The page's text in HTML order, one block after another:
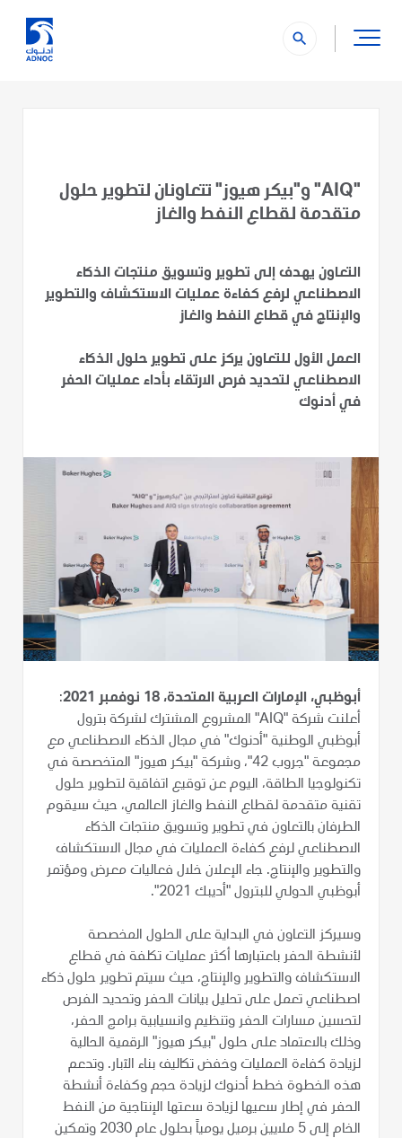
search
"AIQ" و"بيكر هيوز" تتعاونان لتطوير حلول
متقدمة لقطاع النفط والغاز
التعاون يهدف إلى تطوير وتسويق منتجات الذكاء
الاصطناعي لرفع كفاءة عمليات الاستكشاف والتطوير
والإنتاج في قطاع النفط والغاز
العمل الأول للتعاون يركز على تطوير حلول الذكاء
الاصطناعي لتحديد فرص الارتقاء بأداء عمليات الحفر
في أدنوك
أبوظبي، الإمارات العربية المتحدة، 18 نوفمبر 2021
:
أعلنت شركة "AIQ" المشروع المشترك لشركة بترول
أبوظبي الوطنية "أدنوك" في مجال الذكاء الاصطناعي مع
مجموعة "جروب 42"، وشركة "بيكر هيوز" المتخصصة في
تكنولوجيا الطاقة، اليوم عن توقيع اتفاقية لتطوير حلول
تقنية متقدمة لقطاع النفط والغاز العالمي، حيث سيقوم
الطرفان بالتعاون في تطوير وتسويق منتجات الذكاء
الاصطناعي لرفع كفاءة العمليات في مجال الاستكشاف
والتطوير والإنتاج. جاء الإعلان خلال فعاليات معرض ومؤتمر
أبوظبي الدولي للبترول "أديبك 2021".
وسيركز التعاون في البداية على الحلول المخصصة
لأنشطة الحفر باعتبارها أكثر عمليات تكلفة في قطاع
الاستكشاف والتطوير والإنتاج، حيث سيتم تطوير حلول ذكاء
اصطناعي تعمل على تحليل بيانات الحفر وتحديد الفرص
لتحسين مسارات الحفر وتنظيم وانسيابية برامج الحفر،
وذلك بالاعتماد على حلول "بيكر هيوز" الرقمية الحالية
لزيادة كفاءة العمليات وخفض تكاليف بناء الآبار. وتدعم
هذه الخطوة خطط أدنوك لزيادة حجم وكفاءة أنشطة
الحفر في إطار سعيها لزيادة سعتها الإنتاجية من النفط
الخام إلى 5 ملايين برميل يومياً بحلول عام 2030 وتمكين